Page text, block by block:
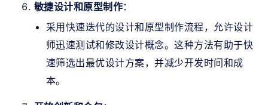
敏捷设计和原型制作：
采用快速迭代的设计和原型制作流程，允许设计
师迅速测试和修改设计概念。这种方法有助于快
速筛选出最优设计方案，并减少开发时间和成
本。